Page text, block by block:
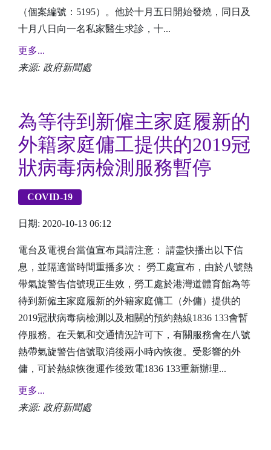
（個案編號：5195）。他於十月五日開始發燒，同日及
十月八日向一名私家醫生求診，十...
更多...
来源: 政府新聞處
為等待到新僱主家庭履新的
外籍家庭傭工提供的2019冠
狀病毒病檢測服務暫停
COVID-19
日期: 2020-10-13 06:12
電台及電視台當值宣布員請注意： 請盡快播出以下信
息，並隔適當時間重播多次： 勞工處宣布，由於八號熱
帶氣旋警告信號現正生效，勞工處於港灣道體育館為等
待到新僱主家庭履新的外籍家庭傭工（外傭）提供的
2019冠狀病毒病檢測以及相關的預約熱線1836 133會暫
停服務。在天氣和交通情況許可下，有關服務會在八號
熱帶氣旋警告信號取消後兩小時內恢復。受影響的外
傭，可於熱線恢復運作後致電1836 133重新辦理...
更多...
来源: 政府新聞處